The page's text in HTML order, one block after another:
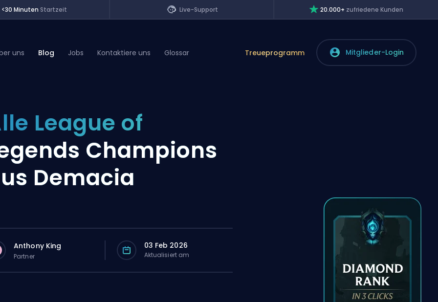
<30 Minuten Startzeit Live-Support 20.000+ zufriedene Kunden
uns Blog Jobs Kontaktiere uns Glossar Treueprogramm Mitglieder-Login
League of
Champions
Demacia
Anthony King
Partner
03 Feb 2026
Aktualisiert am